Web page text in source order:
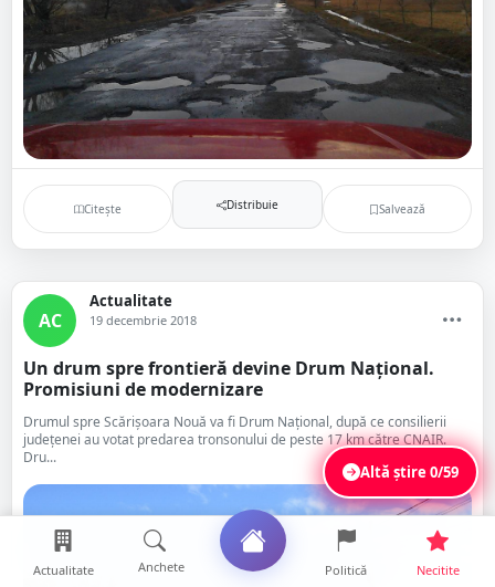
Citește Distribuie Salvează
AC
Actualitate
19 decembrie 2018
Un drum spre frontieră devine Drum Național.
Promisiuni de modernizare
Drumul spre Scărișoara Nouă va fi Drum Național, după ce consilierii
județenei au votat predarea tronsonului de peste 17 km către CNAIR.
Dru...
Altă știre0/59
Actualitate Anchete Politică Necitite